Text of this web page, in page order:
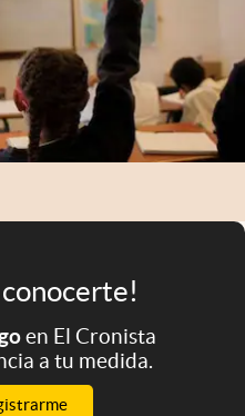
en El Cronista
a tu medida.